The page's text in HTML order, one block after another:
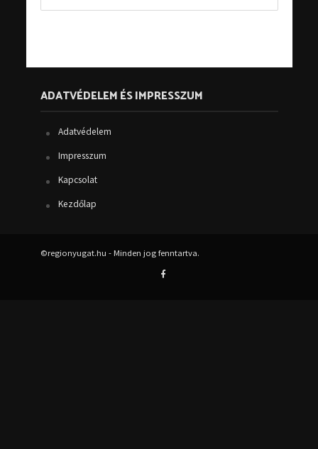
ADATVÉDELEM ÉS IMPRESSZUM
Adatvédelem
Impresszum
Kapcsolat
Kezdőlap
©regionyugat.hu - Minden jog fenntartva.